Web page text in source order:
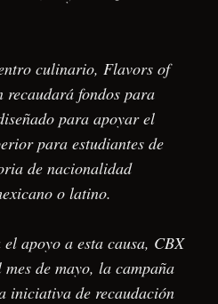
culinario, Flavors of
fondos para
para apoyar el
para estudiantes de
de nacionalidad
o latino.
apoyo a esta causa, CBX
de mayo, la campaña
iniciativa de recaudación